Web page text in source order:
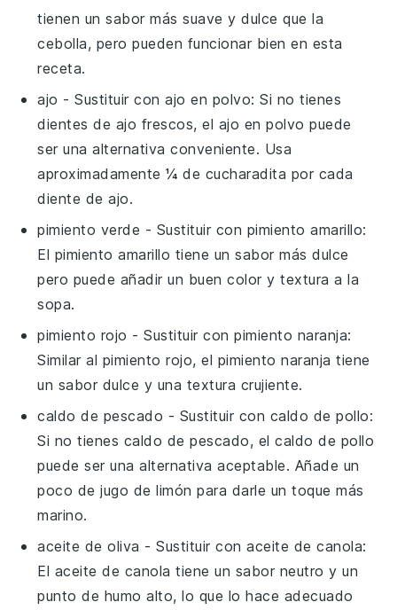
tienen un sabor más suave y dulce que la
cebolla, pero pueden funcionar bien en esta
receta.
ajo - Sustituir conajo en polvo: Si no tienes
dientes de ajo frescos, el ajo en polvo puede
ser una alternativa conveniente. Usa
aproximadamente ¼ de cucharadita por cada
diente de ajo.
pimiento verde - Sustituir con pimiento amarillo:
El pimiento amarillo tiene un sabor más dulce
pero puede añadir un buen color y textura a la
sopa.
pimiento rojo - Sustituir conpimiento naranja:
Similar al pimiento rojo, el pimiento naranja tiene
un sabor dulce y una textura crujiente.
caldo de pescado - Sustituir con caldo de pollo:
Si no tienes caldo de pescado, el caldo de pollo
puede ser una alternativa aceptable. Añade un
poco de jugo de limón para darle un toque más
marino.
aceite de oliva - Sustituir conaceite de canola:
El aceite de canola tiene un sabor neutro y un
punto de humo alto, lo que lo hace adecuado